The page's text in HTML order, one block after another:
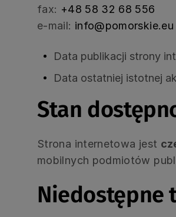
fax: +48 58 32 68 556
e-mail: info@pomorskie.eu
Data publikacji strony
Data ostatniej istotnej
Stan
Strona internetowa jest
mobilnych podmiotów
Niedostępne